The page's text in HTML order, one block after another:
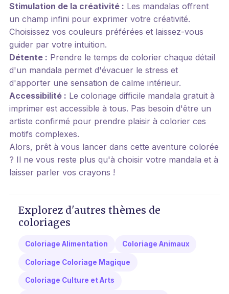
Stimulation de la créativité : Les mandalas offrent
un champ infini pour exprimer votre créativité.
Choisissez vos couleurs préférées et laissez-vous
guider par votre intuition.
Détente : Prendre le temps de colorier chaque détail
d'un mandala permet d'évacuer le stress et
d'apporter une sensation de calme intérieur.
Accessibilité : Le coloriage difficile mandala gratuit à
imprimer est accessible à tous. Pas besoin d'être un
artiste confirmé pour prendre plaisir à colorier ces
motifs complexes.
Alors, prêt à vous lancer dans cette aventure colorée
? Il ne vous reste plus qu'à choisir votre mandala et à
laisser parler vos crayons !
Explorez d'autres thèmes de
coloriages
Coloriage Alimentation Coloriage Animaux
Coloriage Coloriage Magique
Coloriage Culture et Arts